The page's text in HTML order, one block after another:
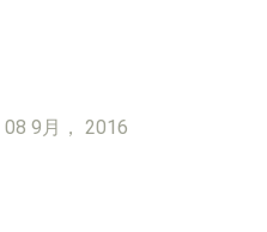
08 9月， 2016